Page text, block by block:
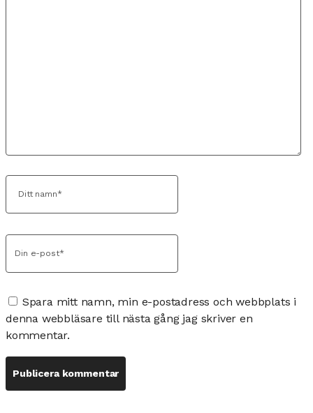
Spara mitt namn, min e-postadress och webbplats i
denna webbläsare till nästa gång jag skriver en
kommentar.